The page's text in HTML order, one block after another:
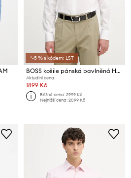
*-5 % s kódem: LST
BOSS košile pánská bavlněná HANK
Aktuální cena:
1899 Kč
Běžná cena:2999 Kč
Nejnižší cena:2099 Kč